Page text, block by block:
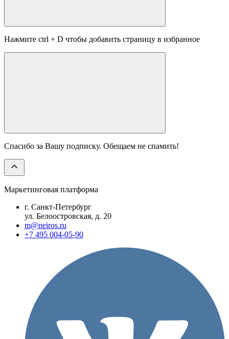
Нажмите ctrl + D чтобы добавить страницу в избранное
Спасибо за Вашу подписку. Обещаем не спамить!
Маркетинговая платформа
г. Санкт-Петербург
ул. Белоостровская, д. 20
m@neiros.ru
+7 495 004-05-90